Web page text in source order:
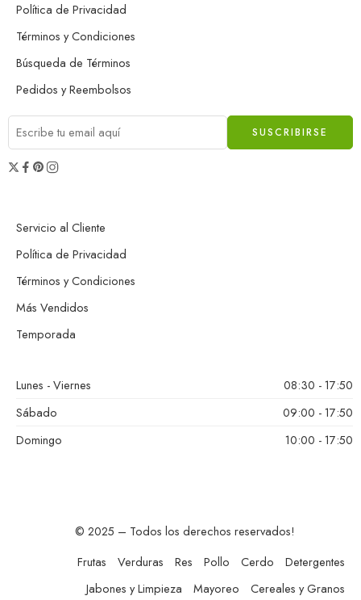
Política de Privacidad
Términos y Condiciones
Búsqueda de Términos
Pedidos y Reembolsos
Servicio al Cliente
Política de Privacidad
Términos y Condiciones
Más Vendidos
Temporada
Lunes - Viernes
08:30 - 17:50
Sábado
09:00 - 17:50
Domingo
10:00 - 17:50
© 2025 – Todos los derechos reservados!
Frutas
Verduras Res Pollo Cerdo
Detergentes
Jabones y Limpieza
Mayoreo Cereales y Granos